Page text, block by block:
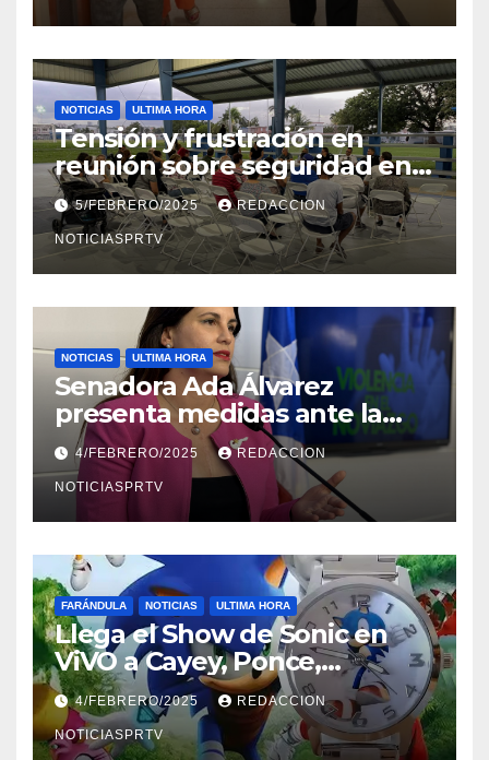
NOTICIAS ULTIMA HORA
Tensión y frustración en
reunión sobre seguridad en
Reparto Metropolitano
5/FEBRERO/2025 REDACCION
NOTICIASPRTV
NOTICIAS ULTIMA HORA
Senadora Ada Álvarez
presenta medidas ante la
violencia en el noviazgo
4/FEBRERO/2025 REDACCION
NOTICIASPRTV
FARÁNDULA NOTICIAS ULTIMA HORA
Llega el Show de Sonic en
ViVO a Cayey, Ponce,
Barceloneta y Humacao,
Relojes gratis para el que
compre ahora….
4/FEBRERO/2025 REDACCION
NOTICIASPRTV